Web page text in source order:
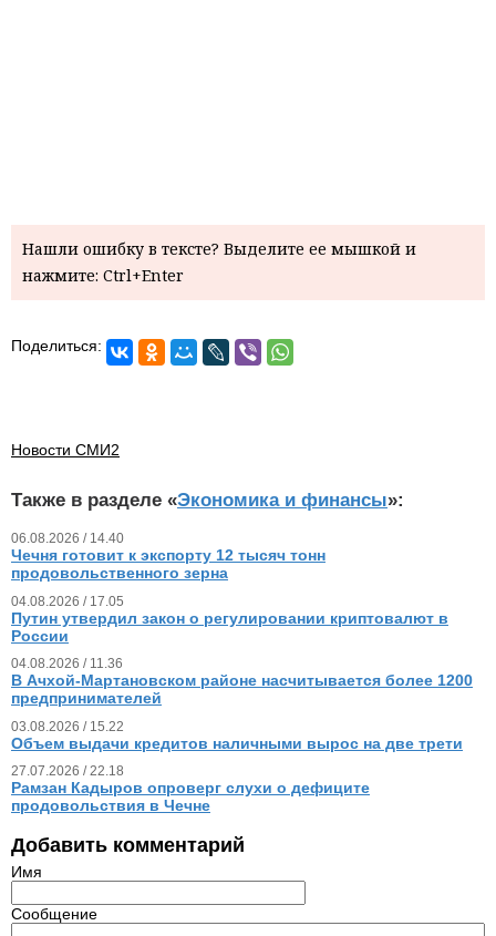
Нашли ошибку в тексте? Выделите ее мышкой и
нажмите: Ctrl+Enter
Поделиться:
Новости СМИ2
Также в разделе «Экономика и финансы»:
06.08.2026 / 14.40
Чечня готовит к экспорту 12 тысяч тонн
продовольственного зерна
04.08.2026 / 17.05
Путин утвердил закон о регулировании криптовалют в
России
04.08.2026 / 11.36
В Ачхой-Мартановском районе насчитывается более 1200
предпринимателей
03.08.2026 / 15.22
Объем выдачи кредитов наличными вырос на две трети
27.07.2026 / 22.18
Рамзан Кадыров опроверг слухи о дефиците
продовольствия в Чечне
Добавить комментарий
Имя
Сообщение